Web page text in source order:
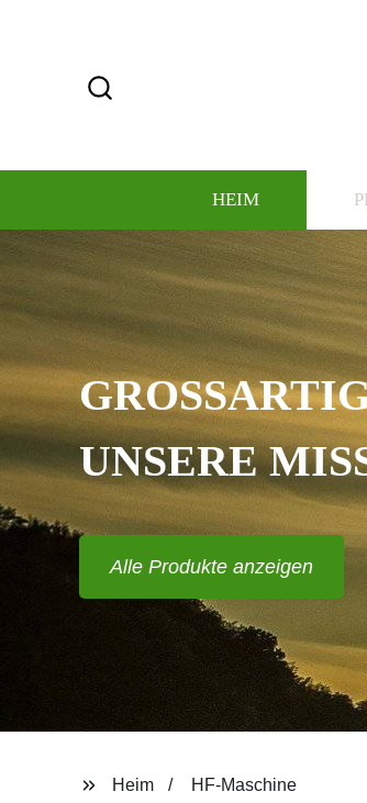
HEIM
NSERE
Alle Produkte anzeigen
Heim HF-Maschine